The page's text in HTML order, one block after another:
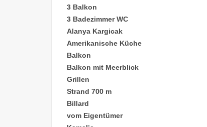
3 Balkon
3 Badezimmer WC
Alanya Kargicak
Amerikanische Küche
Balkon
Balkon mit Meerblick
Grillen
Strand 700 m
Billard
vom Eigentümer